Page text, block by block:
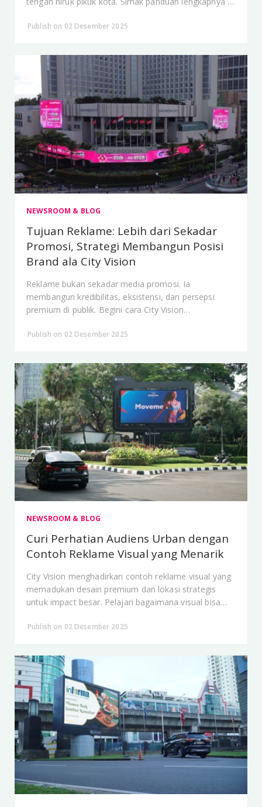
Publish on 02 Desember 2025
NEWSROOM & BLOG
Tujuan Reklame: Lebih dari Sekadar
Promosi, Strategi Membangun Posisi
Brand ala City Vision
Reklame bukan sekadar media promosi. Ia
membangun kredibilitas, eksistensi, dan persepsi
premium di publik. Begini cara City Vision
Publish on 02 Desember 2025
NEWSROOM & BLOG
Curi Perhatian Audiens Urban dengan
Contoh Reklame Visual yang Menarik
City Vision menghadirkan contoh reklame visual yang
memadukan desain premium dan lokasi strategis
untuk impact besar. Pelajari bagaimana visual bisa
Publish on 02 Desember 2025